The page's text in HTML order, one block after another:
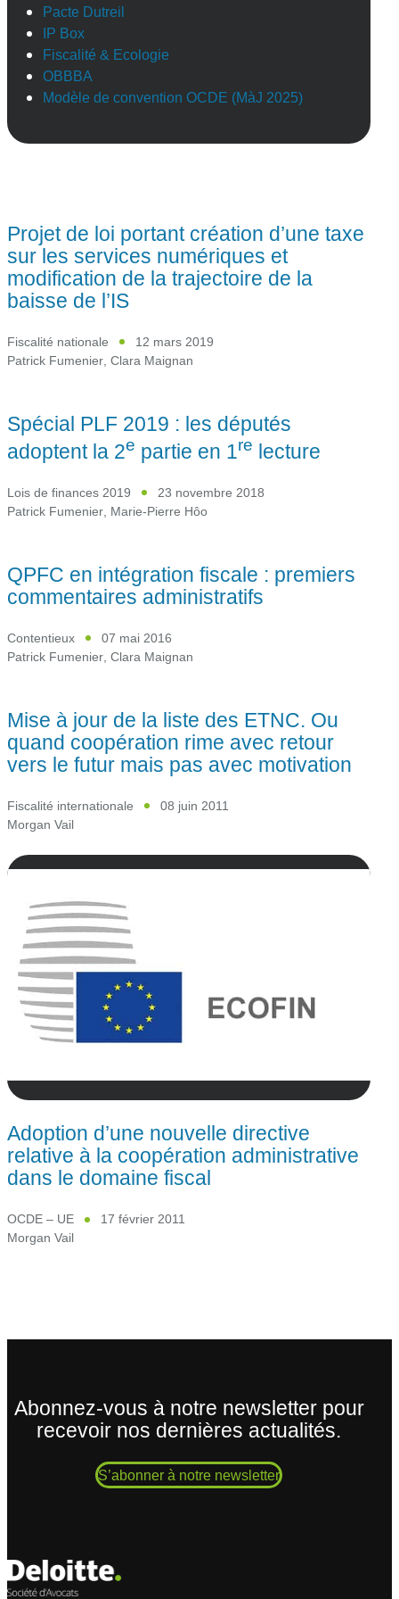
Pacte Dutreil
IP Box
Fiscalité & Ecologie
OBBBA
Modèle de convention OCDE (MàJ 2025)
Projet de loi portant création d’une taxe
sur les services numériques et
modification de la trajectoire de la
baisse de l’IS
Fiscalité nationale
12 mars 2019
Patrick Fumenier, Clara Maignan
Spécial PLF 2019 : les députés
adoptent la 2e partie en 1re lecture
Lois de finances 2019
23 novembre 2018
Patrick Fumenier Marie-Pierre Hôo
QPFC en intégration fiscale : premiers
commentaires administratifs
Contentieux
07 mai 2016
Patrick Fumenier, Clara Maignan
Mise à jour de la liste des ETNC. Ou
quand coopération rime avec retour
vers le futur mais pas avec motivation
Fiscalité internationale
08 juin 2011
Morgan Vail
Adoption d’une nouvelle directive
relative à la coopération administrative
dans le domaine fiscal
OCDE – UE
17 février 2011
Morgan Vail
Abonnez-vous à notre newsletter pour
recevoir nos dernières actualités.
S’abonner à notre newsletter